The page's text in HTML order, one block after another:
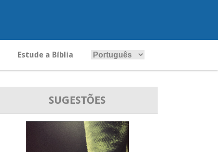
Estude a Bíblia
SUGESTÕES